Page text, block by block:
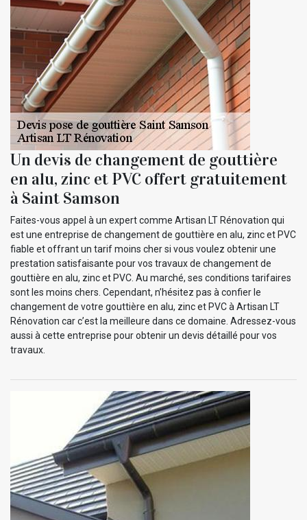
Un devis de changement de gouttière
en alu, zinc et PVC offert gratuitement
à Saint Samson
Faites-vous appel à un expert comme Artisan LT Rénovation qui
est une entreprise de changement de gouttière en alu, zinc et PVC
fiable et offrant un tarif moins cher si vous voulez obtenir une
prestation satisfaisante pour vos travaux de changement de
gouttière en alu, zinc et PVC. Au marché, ses conditions tarifaires
sont les moins chers. Cependant, n’hésitez pas à confier le
changement de votre gouttière en alu, zinc et PVC à Artisan LT
Rénovation car c’est la meilleure dans ce domaine. Adressez-vous
aussi à cette entreprise pour obtenir un devis détaillé pour vos
travaux.